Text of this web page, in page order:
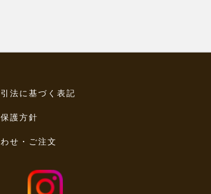
法に基づく表記
護方針
せ・ご注文